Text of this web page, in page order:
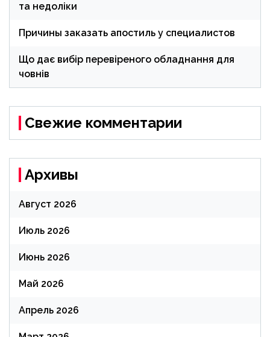
та недоліки
Причины заказать апостиль у специалистов
Що дає вибір перевіреного обладнання для
човнів
Свежие комментарии
Архивы
Август 2026
Июль 2026
Июнь 2026
Май 2026
Апрель 2026